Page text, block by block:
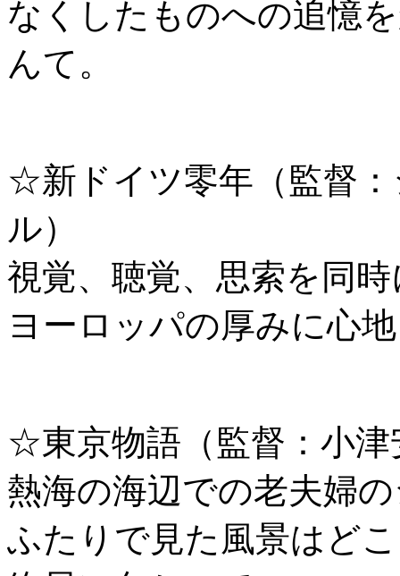
なくしたものへの追憶
んて。
☆新ドイツ零年（監督
ル）
視覚、聴覚、思索を同
ヨーロッパの厚みに心
☆東京物語（監督：小津
熱海の海辺での老夫婦
ふたりで見た風景はど